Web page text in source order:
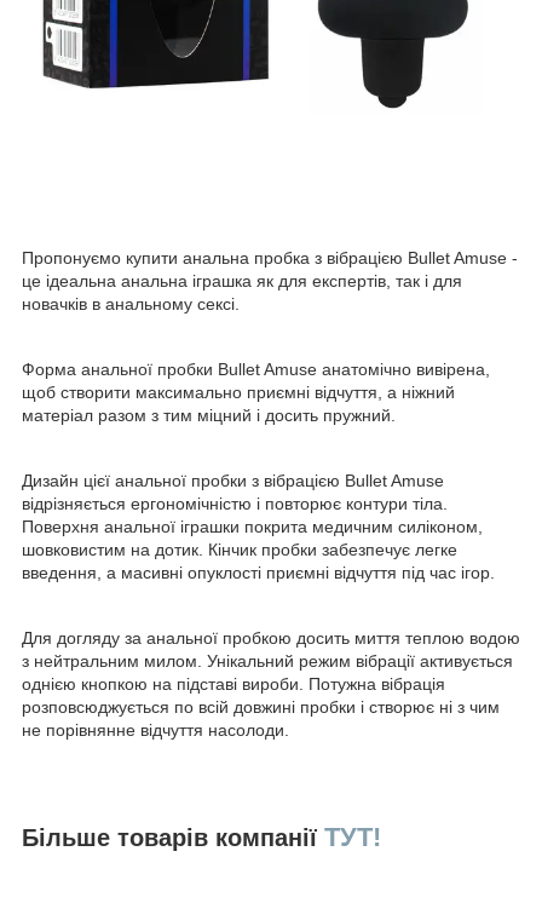
Пропонуємо купити анальна пробка з вібрацією Bullet Amuse -
це ідеальна анальна іграшка як для експертів, так і для
новачків в анальному сексі.
Форма анальної пробки Bullet Amuse анатомічно вивірена,
щоб створити максимально приємні відчуття, а ніжний
матеріал разом з тим міцний і досить пружний.
Дизайн цієї анальної пробки з вібрацією Bullet Amuse
відрізняється ергономічністю і повторює контури тіла.
Поверхня анальної іграшки покрита медичним силіконом,
шовковистим на дотик. Кінчик пробки забезпечує легке
введення, а масивні опуклості приємні відчуття під час ігор.
Для догляду за анальної пробкою досить миття теплою водою
з нейтральним милом. Унікальний режим вібрації активується
однією кнопкою на підставі вироби. Потужна вібрація
розповсюджується по всій довжині пробки і створює ні з чим
не порівнянне відчуття насолоди.
Більше товарів компанії ТУТ!